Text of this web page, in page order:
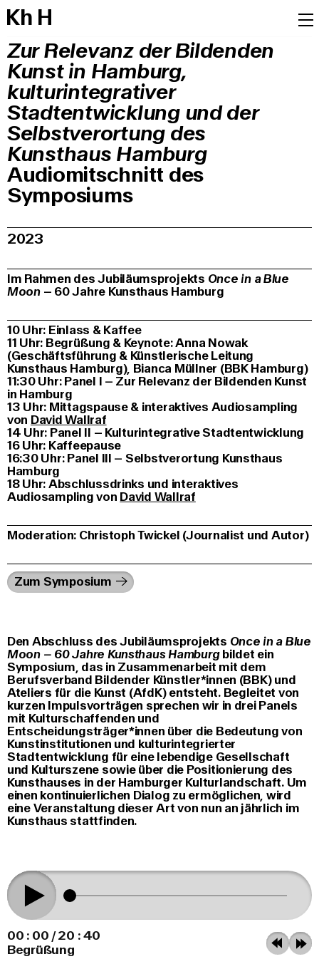
Kh H
00:00 /20:40
Begrüßung
Zur Relevanz der Bildenden
Kunst in Hamburg,
kulturintegrativer
Stadtentwicklung und der
Selbstverortung des
Kunsthaus Hamburg
Audiomitschnitt des
Symposiums
2023
Im Rahmen des Jubiläumsprojekts Once in a Blue
Moon– 60 Jahre Kunsthaus Hamburg
10 Uhr: Einlass & Kaffee
11 Uhr: Begrüßung & Keynote: Anna Nowak
(Geschäftsführung & Künstlerische Leitung
Kunsthaus Hamburg), Bianca Müllner (BBK Hamburg)
11:30 Uhr: Panel I – Zur Relevanz der Bildenden Kunst
in Hamburg
13 Uhr: Mittagspause & interaktives Audiosampling
von David Wallraf
14 Uhr: Panel II – Kulturintegrative Stadtentwicklung
16 Uhr: Kaffeepause
16:30 Uhr: Panel III – Selbstverortung Kunsthaus
Hamburg
18 Uhr: Abschlussdrinks und interaktives
Audiosampling von David Wallraf
Moderation: Christoph Twickel (Journalist und Autor)
Zum Symposium
Den Abschluss des Jubiläumsprojekts Once in a Blue
Moon – 60 Jahre Kunsthaus Hamburgbildet ein
Symposium, das in Zusammenarbeit mit dem
Berufsverband Bildender Künstler*innen (BBK) und
Ateliers für die Kunst (AfdK) entsteht. Begleitet von
kurzen Impulsvorträgen sprechen wir in drei Panels
mit Kulturschaffenden und
Entscheidungsträger*innen über die Bedeutung von
Kunstinstitutionen und kulturintegrierter
Stadtentwicklung für eine lebendige Gesellschaft
und Kulturszene sowie über die Positionierung des
Kunsthauses in der Hamburger Kulturlandschaft. Um
einen kontinuierlichen Dialog zu ermöglichen, wird
eine Veranstaltung dieser Art von nun an jährlich im
Kunsthaus stattfinden.